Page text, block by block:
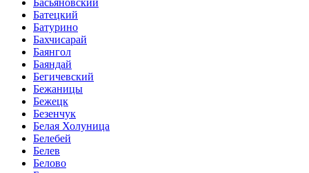
Басьяновский
Батецкий
Батурино
Бахчисарай
Баянгол
Баяндай
Бегичевский
Бежаницы
Бежецк
Безенчук
Белая Холуница
Белебей
Белев
Белово